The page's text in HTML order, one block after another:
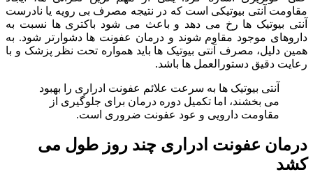
مقاومت آنتی بیوتیکی است که در نتیجه مصرف بی رویه یا نادرست
آنتی بیوتیک ها رخ می دهد و باعث می شود باکتری ها نسبت به
داروهای موجود مقاوم شوند و درمان عفونت ها دشوارتر شود. به
همین دلیل، مصرف آنتی بیوتیک ها باید همواره تحت نظر پزشک و با
رعایت دقیق دستورالعمل ها باشد.
آنتی بیوتیک ها به سرعت علائم عفونت ادراری را بهبود
می بخشند، اما تکمیل دوره درمان برای جلوگیری از
مقاومت دارویی و عود عفونت ضروری است.
درمان عفونت ادراری چند روز طول می
کشد